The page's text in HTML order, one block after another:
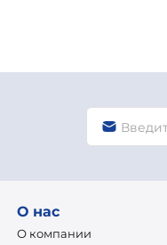
О нас
О компании